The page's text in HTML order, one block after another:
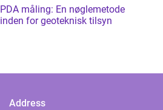
PDA måling: En nøglemetode
inden for geoteknisk tilsyn
Address